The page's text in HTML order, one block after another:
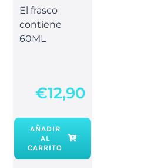
El frasco
contiene
60ML
€12,90
AÑADIR
AL
CARRITO